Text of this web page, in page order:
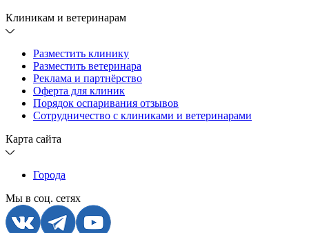
Клиникам и ветеринарам
Разместить клинику
Разместить ветеринара
Реклама и партнёрство
Оферта для клиник
Порядок оспаривания отзывов
Сотрудничество с клиниками и ветеринарами
Карта сайта
Города
Мы в соц. сетях